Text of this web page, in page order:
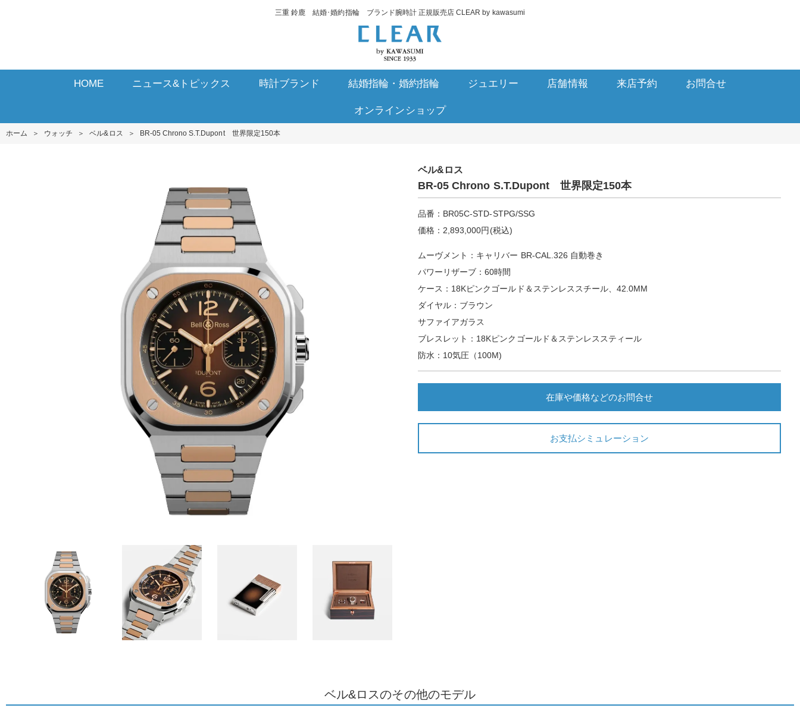
三重 鈴鹿 結婚･婚約指輪 ブランド腕時計 正規販売店 CLEAR by kawasumi
HOME ニュース&トピックス 時計ブランド 結婚指輪・婚約指輪 ジュエリー 店舗情報 来店予約 お問合せ
オンラインショップ
ホーム ＞ ウォッチ ＞ ベル&ロス ＞ BR-05 Chrono S.T.Dupont 世界限定150本
ベル&ロス
BR-05 Chrono S.T.Dupont 世界限定150本
品番：BR05C-STD-STPG/SSG
価格：2,893,000円(税込)
ムーヴメント：キャリバー BR-CAL.326 自動巻き
パワーリザーブ：60時間
ケース：18Kピンクゴールド＆ステンレススチール、42.0MM
ダイヤル：ブラウン
サファイアガラス
ブレスレット：18Kピンクゴールド＆ステンレススティール
防水：10気圧（100M)
在庫や価格などのお問合せ
お支払シミュレーション
ベル&ロスのその他のモデル